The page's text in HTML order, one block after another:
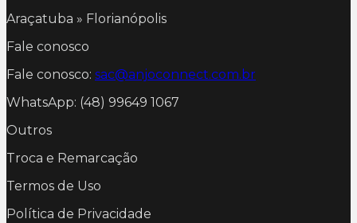
Araçatuba » Florianópolis
Fale conosco
Fale conosco: sac@anjoconnect.com.br
WhatsApp: (48) 99649 1067
Outros
Troca e Remarcação
Termos de Uso
Política de Privacidade